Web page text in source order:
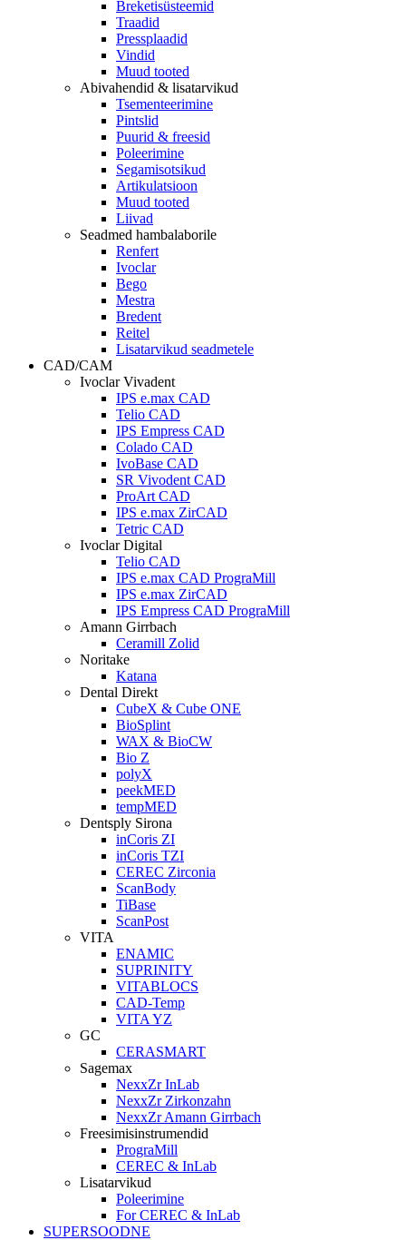
Breketisüsteemid
Traadid
Pressplaadid
Vindid
Muud tooted
Abivahendid & lisatarvikud
Tsementeerimine
Pintslid
Puurid & freesid
Poleerimine
Segamisotsikud
Artikulatsioon
Muud tooted
Liivad
Seadmed hambalaborile
Renfert
Ivoclar
Bego
Mestra
Bredent
Reitel
Lisatarvikud seadmetele
CAD/CAM
Ivoclar Vivadent
IPS e.max CAD
Telio CAD
IPS Empress CAD
Colado CAD
IvoBase CAD
SR Vivodent CAD
ProArt CAD
IPS e.max ZirCAD
Tetric CAD
Ivoclar Digital
Telio CAD
IPS e.max CAD PrograMill
IPS e.max ZirCAD
IPS Empress CAD PrograMill
Amann Girrbach
Ceramill Zolid
Noritake
Katana
Dental Direkt
CubeX & Cube ONE
BioSplint
WAX & BioCW
Bio Z
polyX
peekMED
tempMED
Dentsply Sirona
inCoris ZI
inCoris TZI
CEREC Zirconia
ScanBody
TiBase
ScanPost
VITA
ENAMIC
SUPRINITY
VITABLOCS
CAD-Temp
VITA YZ
GC
CERASMART
Sagemax
NexxZr InLab
NexxZr Zirkonzahn
NexxZr Amann Girrbach
Freesimisinstrumendid
PrograMill
CEREC & InLab
Lisatarvikud
Poleerimine
For CEREC & InLab
SUPERSOODNE